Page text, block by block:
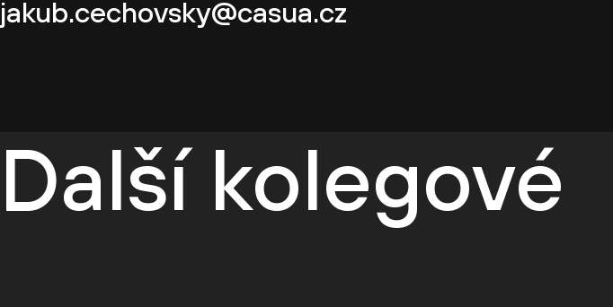
jakub.cechovsky@casua.cz
Další kolegové